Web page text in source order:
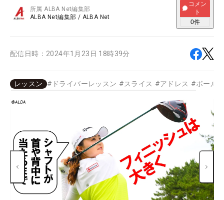
所属ALBA Net編集部
ALBA Net編集部 / ALBA Net
コメン
ト
0件
配信日時： 2024年1月23日 18時39分
レッスン # ドライバーレッスン #スライス #アドレス #ボール